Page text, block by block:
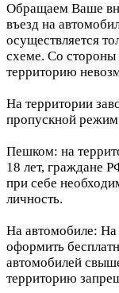
Обращаем Ваше
въезд на
осуществляется
схеме. Со стороны
территорию
На территории
пропускной
Пешком: на
18 лет, граждане
при себе
личность.
На автомобиле:
оформить
автомобилей
территорию